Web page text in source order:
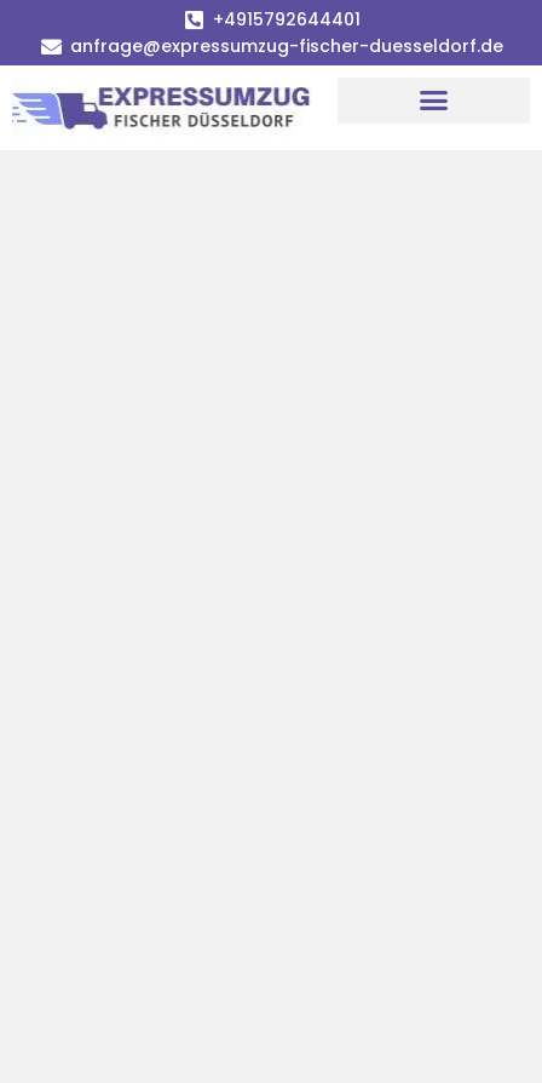
+4915792644401
anfrage@expressumzug-fischer-duesseldorf.de